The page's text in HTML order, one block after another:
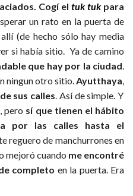
Cogí el tuk tukpara
un rato en la puerta de
(de hecho sólo hay media
si había sitio. Ya de camino
que hay por la ciudad.
ningun otro sitio.Ayutthaya,
sus calles. Así de simple. Y
pero sí que tienen el hábito
por las calles hasta el
reguero de manchurrones en
mejoró cuando me encontré
completo en la puerta. Era